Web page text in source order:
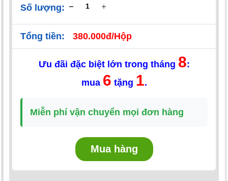
Số lượng:
Tổng tiền: 380.000đ/Hộp
Ưu đãi đặc biệt lớn trong tháng 8:
mua 6 tặng 1.
Miễn phí vận chuyển mọi đơn hàng
Mua hàng